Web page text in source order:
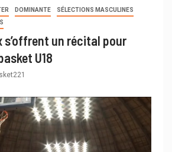
DOMINANTE
SÉLECTIONS MASCULINES
s’offrent un récital pour
U18